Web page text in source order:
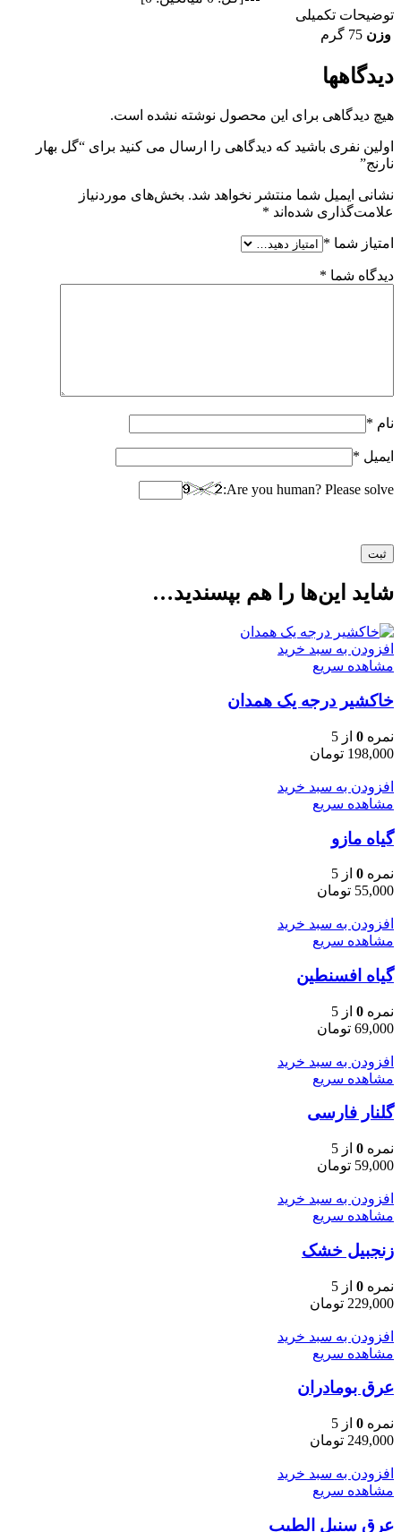
توضیحات تکمیلی
وزن 75 گرم
دیدگاهها
هیچ دیدگاهی برای این محصول نوشته نشده است.
اولین نفری باشید که دیدگاهی را ارسال می کنید برای “گل بهار
نارنج”
نشانی ایمیل شما منتشر نخواهد شد. بخش‌های موردنیاز
علامت‌گذاری شده‌اند *
امتیاز شما *
دیدگاه شما *
نام *
ایمیل *
Are you human? Please solve:
شاید این‌ها را هم بپسندید…
افزودن به سبد خرید
مشاهده سریع
خاکشیر درجه یک همدان
نمره 0 از 5
198,000 تومان
افزودن به سبد خرید
مشاهده سریع
گیاه مازو
نمره 0 از 5
55,000 تومان
افزودن به سبد خرید
مشاهده سریع
گیاه افسنطین
نمره 0 از 5
69,000 تومان
افزودن به سبد خرید
مشاهده سریع
گلنار فارسی
نمره 0 از 5
59,000 تومان
افزودن به سبد خرید
مشاهده سریع
زنجبیل خشک
نمره 0 از 5
229,000 تومان
افزودن به سبد خرید
مشاهده سریع
عرق بومادران
نمره 0 از 5
249,000 تومان
افزودن به سبد خرید
مشاهده سریع
عرق سنبل الطیب